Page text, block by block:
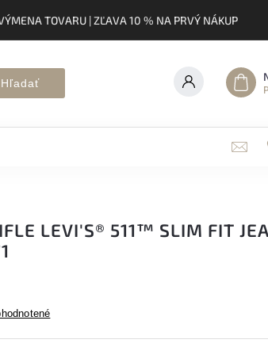
TOVARU | ZĽAVA 10 % NA PRVÝ NÁKUP
Hľadať
LEVI'S® 511™ SLIM FIT